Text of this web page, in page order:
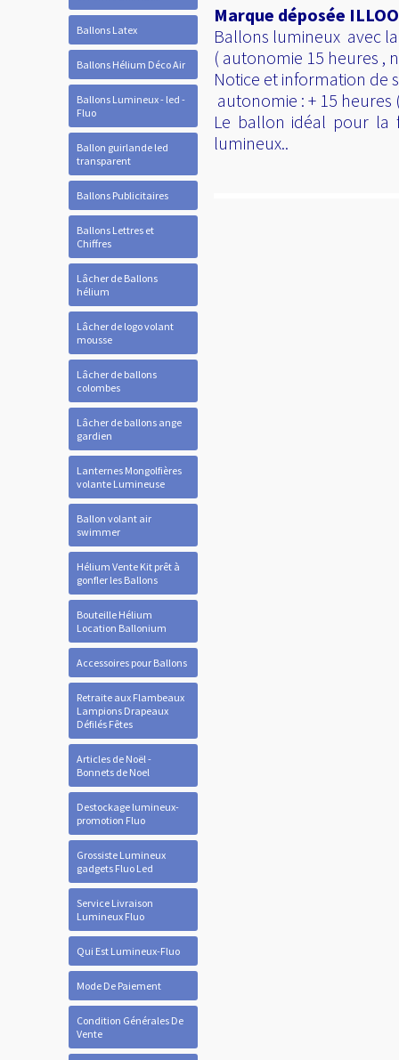
Ballons Latex
Ballons Hélium Déco Air
Ballons Lumineux - led -
Fluo
Ballon guirlande led
transparent
Ballons Publicitaires
Ballons Lettres et
Chiffres
Lâcher de Ballons
hélium
Lâcher de logo volant
mousse
Lâcher de ballons
colombes
Lâcher de ballons ange
gardien
Lanternes Mongolfières
volante Lumineuse
Ballon volant air
swimmer
Hélium Vente Kit prêt à
gonfler les Ballons
Bouteille Hélium
Location Ballonium
Accessoires pour Ballons
Retraite aux Flambeaux
Lampions Drapeaux
Défilés Fêtes
Articles de Noël -
Bonnets de Noel
Destockage lumineux-
promotion Fluo
Grossiste Lumineux
gadgets Fluo Led
Service Livraison
Lumineux Fluo
Qui Est Lumineux-Fluo
Mode De Paiement
Condition Générales De
Vente
Marque déposée
Ballons lumineux avec
( autonomie 15 heures ,
Notice et information de
autonomie : + 15 heures
Le ballon idéal pour la
lumineux..